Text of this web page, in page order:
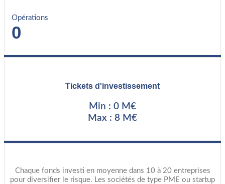
Opérations
0
Tickets d'investissement
Min : 0 M€
Max : 8 M€
Chaque fonds investi en moyenne dans 10 à 20 entreprises
pour diversifier le risque. Les sociétés de type PME ou startup